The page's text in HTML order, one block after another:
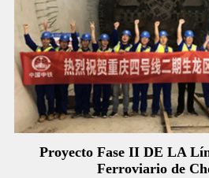
Proyecto Fase II DE LA
Ferroviario de